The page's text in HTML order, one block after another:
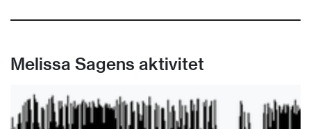
Melissa Sagens aktivitet